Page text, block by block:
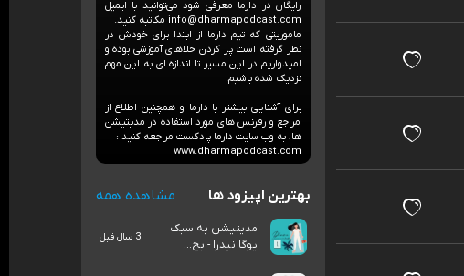
رایگان در دارما معرفی شود می‌توانید با ایمیل
info@dharmapodcast.com مکاتبه کنید.
ماموریتی که تیم دارما از ابتدا برای خودش در
نظر گرفته است پر کردن خلاهای آموزشی بوده و
امیدواریم در این مسیر تا اندازه ای به این مهم
نزدیک شده باشیم.
برای آشنایی بیشتر با دارما و همچنین اطلاع از
مراجع و رفرنس های مورد استفاده‌ در مدیتیشن
ها، به وب سایت دارما پادکست مراجعه کنید :
www.dharmapodcast.com
بهترین اپیزود ها مشاهده همه
مدیتیشن به سبک
یوگا نیدرا - بخ...
3 سال قبل